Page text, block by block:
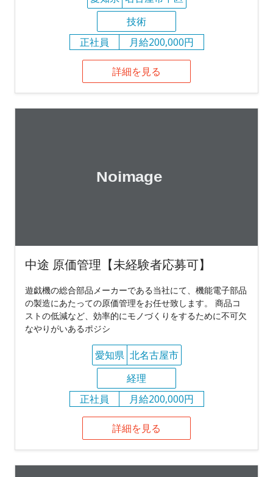
技術
正社員
月給200,000円
詳細を見る
中途 原価管理【未経験者応募可】
遊戯機の総合部品メーカーである当社にて、機能電子部品
の製造にあたっての原価管理をお任せ致します。 商品コ
ストの低減など、効率的にモノづくりをするために不可欠
なやりがいあるポジシ
愛知県 北名古屋市
経理
正社員
月給200,000円
詳細を見る